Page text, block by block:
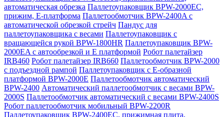
автоматическая обрезка Паллетоупаковщик BPW-2000EC,
прижим, Е-платформа Паллетообмотчик BPW-2400A с
автоматической обрезкой стрейч Пандус для
паллетоупаковщика с весами Паллетоупаковщик с
вращающейся рукой BPW-1800HR Паллетоупаковщик BPW-
2000EA с автообрезкой и Е платформой Робот палетайзер
IRB460 Робот палетайзер IRB660 Паллетообмотчик BPW-2000
с подъездной рампой Паллетоупаковщик с Е-образной
платформой BPW-2000E Паллетообмотчик автоматический
BPW-2400 Автоматический паллетообмотчик с весами BPW-
2000S Паллетообмотчик автоматический с весами BPW-2400S
Робот паллетообмотчик мобильный BPW-2200R
Паллетоупаковщик BPW-2400EC, прижимная плита,